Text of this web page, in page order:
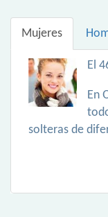
Mujeres
El
En
solteras de